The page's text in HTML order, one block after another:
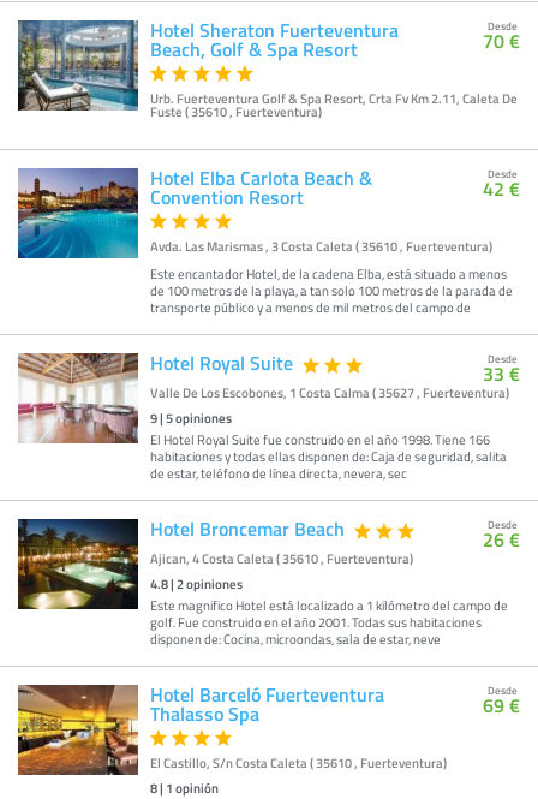
Hotel Sheraton Fuerteventura
Beach, Golf & Spa Resort
Urb. Fuerteventura Golf & Spa Resort, Crta Fv Km 2.11, Caleta De
Fuste ( 35610 , Fuerteventura)
Desde
70 €
Hotel Elba Carlota Beach &
Convention Resort
Avda. Las Marismas , 3 Costa Caleta ( 35610 , Fuerteventura)
Este encantador Hotel, de la cadena Elba, está situado a menos
de 100 metros de la playa, a tan solo 100 metros de la parada de
transporte público y a menos de mil metros del campo de
Desde
42 €
Hotel Royal Suite
Valle De Los Escobones, 1 Costa Calma ( 35627 , Fuerteventura)
9|5opiniones
El Hotel Royal Suite fue construido en el año 1998. Tiene 166
habitaciones y todas ellas disponen de: Caja de seguridad, salita
de estar, teléfono de línea directa, nevera, sec
Desde
33 €
Hotel Broncemar Beach
Ajican, 4 Costa Caleta ( 35610 , Fuerteventura)
4.8|2opiniones
Este magnifico Hotel está localizado a 1 kilómetro del campo de
golf. Fue construido en el año 2001. Todas sus habitaciones
disponen de: Cocina, microondas, sala de estar, neve
Desde
26 €
Hotel Barceló Fuerteventura
Thalasso Spa
El Castillo, S/n Costa Caleta ( 35610 , Fuerteventura)
8| 1opinión
Desde
69 €